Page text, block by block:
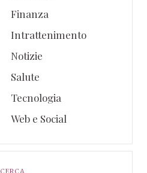
Finanza
Intrattenimento
Notizie
Salute
Tecnologia
Web e Social